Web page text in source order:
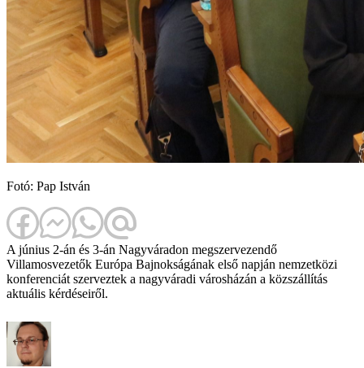
Fotó: Pap István
A június 2-án és 3-án Nagyváradon megszervezendő
Villamosvezetők Európa Bajnokságának első napján nemzetközi
konferenciát szerveztek a nagyváradi városházán a közszállítás
aktuális kérdéseiről.